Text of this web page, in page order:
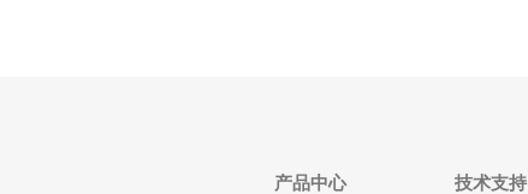
产品中心 技术支持